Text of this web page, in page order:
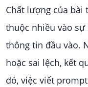
Chất lượng của bài
thuộc nhiều vào sự
thông tin đầu vào.
hoặc sai lệch, kết
đó, việc viết